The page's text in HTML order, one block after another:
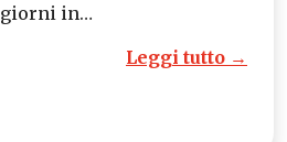
in…
Leggi tutto →